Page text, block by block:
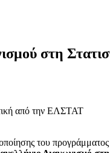
στη
του προγράμματος